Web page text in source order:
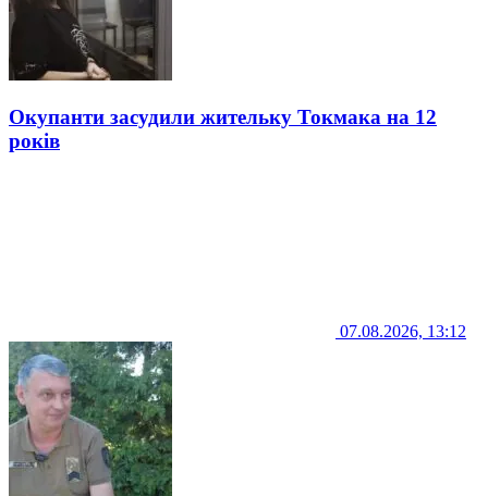
Окупанти засудили жительку Токмака на 12
років
07.08.2026, 13:12